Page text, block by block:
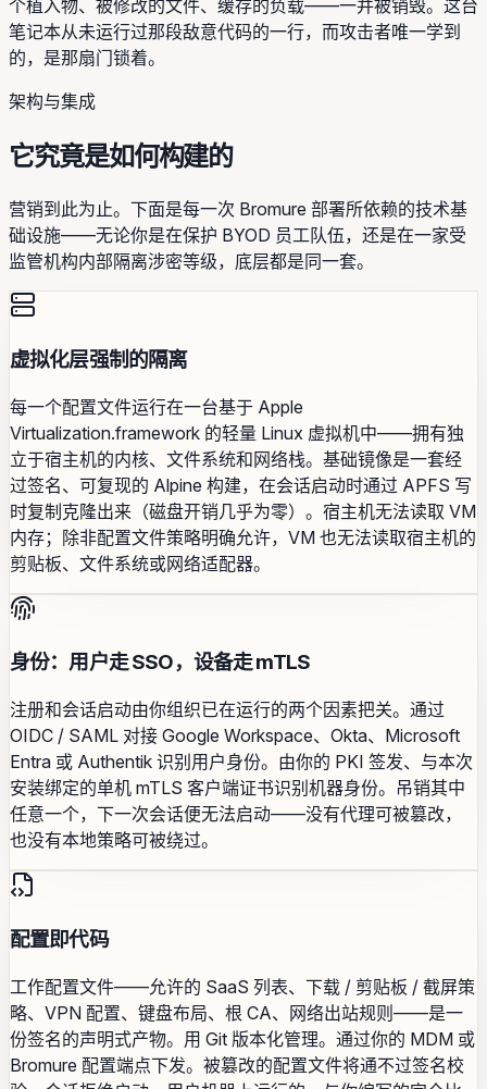
个植入物、被修改的文件、缓存的负载——一并被销毁。这台
笔记本从未运行过那段敌意代码的一行，而攻击者唯一学到
的，是那扇门锁着。
架构与集成
它究竟是如何构建的
营销到此为止。下面是每一次 Bromure 部署所依赖的技术基
础设施——无论你是在保护 BYOD 员工队伍，还是在一家受
监管机构内部隔离涉密等级，底层都是同一套。
虚拟化层强制的隔离
每一个配置文件运行在一台基于 Apple
Virtualization.framework 的轻量 Linux 虚拟机中——拥有独
立于宿主机的内核、文件系统和网络栈。基础镜像是一套经
过签名、可复现的 Alpine 构建，在会话启动时通过 APFS 写
时复制克隆出来（磁盘开销几乎为零）。宿主机无法读取 VM
内存；除非配置文件策略明确允许，VM 也无法读取宿主机的
剪贴板、文件系统或网络适配器。
身份：用户走 SSO，设备走 mTLS
注册和会话启动由你组织已在运行的两个因素把关。通过
OIDC / SAML 对接 Google Workspace、Okta、Microsoft
Entra 或 Authentik 识别用户身份。由你的 PKI 签发、与本次
安装绑定的单机 mTLS 客户端证书识别机器身份。吊销其中
任意一个，下一次会话便无法启动——没有代理可被篡改，
也没有本地策略可被绕过。
配置即代码
工作配置文件——允许的 SaaS 列表、下载 / 剪贴板 / 截屏策
略、VPN 配置、键盘布局、根 CA、网络出站规则——是一
份签名的声明式产物。用 Git 版本化管理。通过你的 MDM 或
Bromure 配置端点下发。被篡改的配置文件将通不过签名校